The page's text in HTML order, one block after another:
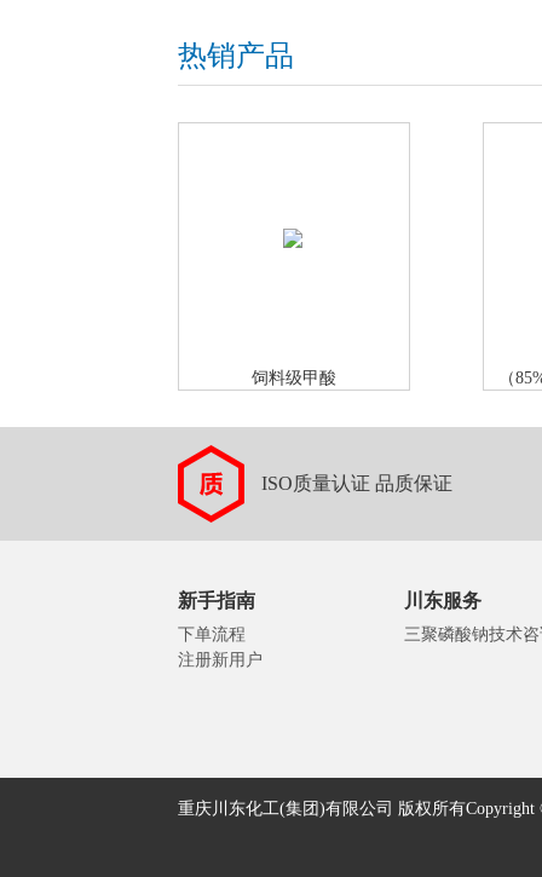
热销产品
饲料级甲酸 （
ISO质量认证 品质保证
新手指南
下单流程
注册新用户
川东服务
三聚磷酸钠技术咨
重庆川东化工(集团)有限公司 版权所有Copyright